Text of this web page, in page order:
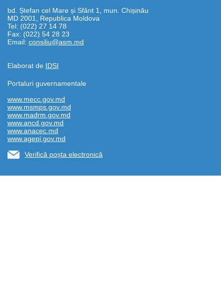
bd. Ștefan cel Mare și Sfânt 1, mun. Chișinău
MD 2001, Republica Moldova
Tel: (022) 27 14 78
Fax: (022) 54 28 23
Email: consiliu@asm.md
Elaborat de IDSI
Portaluri guvernamentale
www.mecc.gov.md
www.msmps.gov.md
www.madrm.gov.md
www.ancd.gov.md
www.anacec.md
www.agepi.gov.md
Verifică poșta electronică